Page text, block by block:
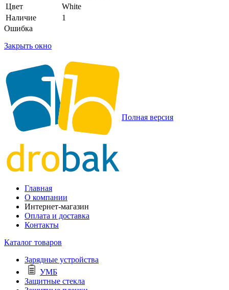
Цвет
White
Наличие
1
Ошибка
Закрыть окно
Полная версия
Главная
О компании
Интернет-магазин
Оплата и доставка
Контакты
Каталог товаров
Зарядные устройства
УМБ
Защитные стекла